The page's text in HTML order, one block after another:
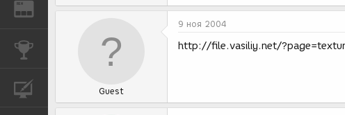
REN ЖУРНАЛ
КОНКУРСЫ
Guest
9 ноя 2004
http://file.vasiliy.net/